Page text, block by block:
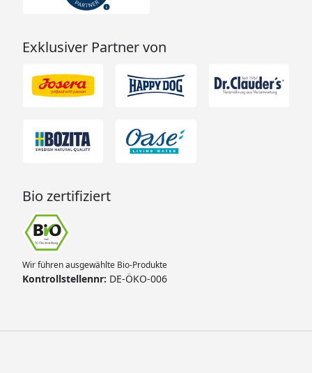
Exklusiver Partner von
Bio zertifiziert
Wir führen ausgewählte Bio-Produkte
Kontrollstellennr: DE-ÖKO-006